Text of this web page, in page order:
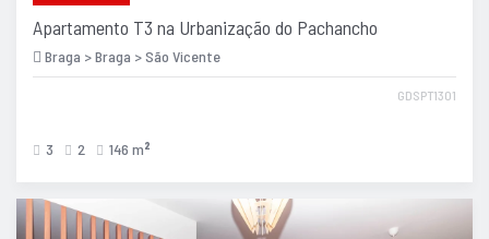
Apartamento T3 na Urbanização do Pachancho
Braga > Braga > São Vicente
GDSPT1301
3 2 146 m 2